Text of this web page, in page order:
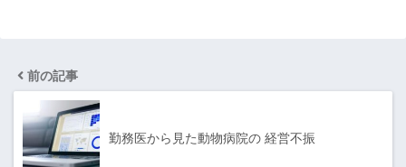
前の記事
勤務医から見た動物病院の 経営不振